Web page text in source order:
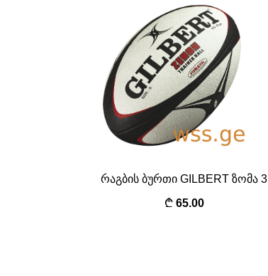
რაგბის ბურთი GILBERT ზომა 3
65.00